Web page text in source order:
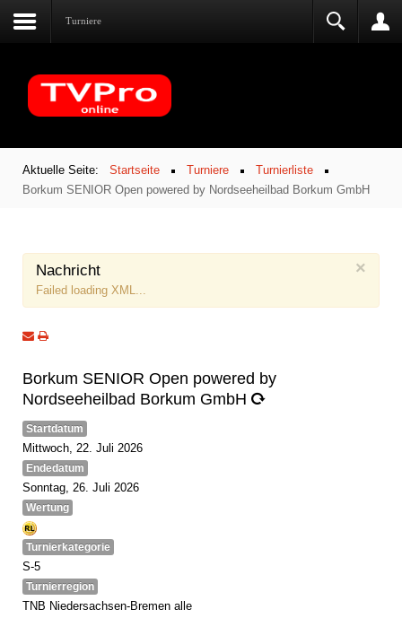
Turniere
Aktuelle Seite: Startseite Turniere
Turnierliste
Borkum SENIOR Open powered by Nordseeheilbad Borkum GmbH
×
Nachricht
Failed loading XML...
Borkum SENIOR Open powered by
Nordseeheilbad Borkum GmbH
Startdatum
Mittwoch, 22. Juli 2026
Endedatum
Sonntag, 26. Juli 2026
Wertung
Turnierkategorie
S-5
Turnierregion
TNB Niedersachsen-Bremen alle